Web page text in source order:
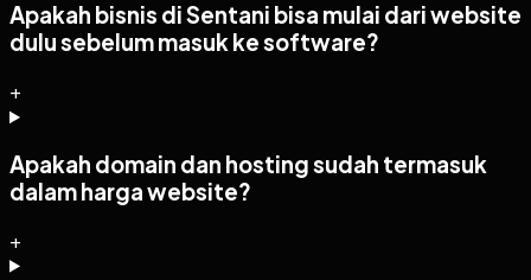
Apakah bisnis di Sentani bisa mulai dari website
dulu sebelum masuk ke software?
+
Apakah domain dan hosting sudah termasuk
dalam harga website?
+